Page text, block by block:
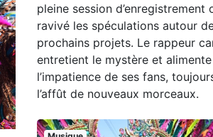
pleine session d’enregistrement
ravivé les spéculations autour
prochains projets. Le rappeur
entretient le mystère et alimente
l’impatience de ses fans,
l’affût de nouveaux morceaux.